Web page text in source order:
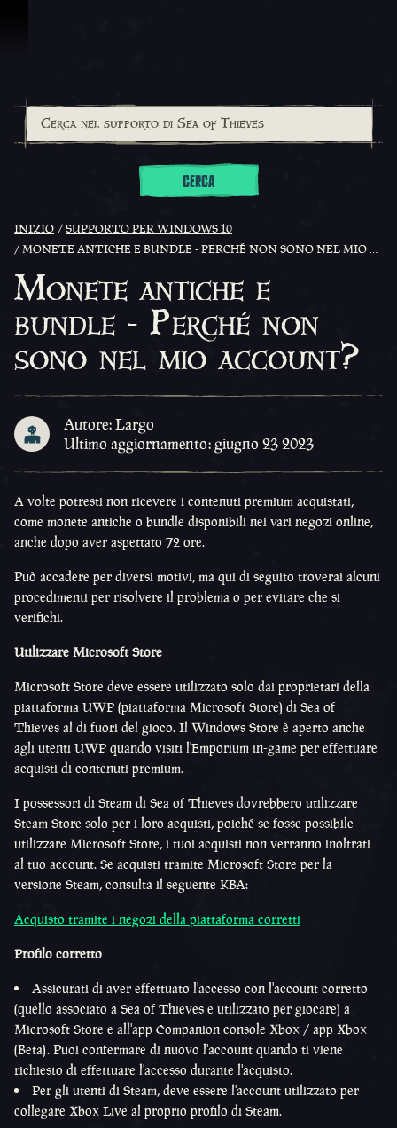
CERCA
INIZIO
SUPPORTO PER WINDOWS 10
MONETE ANTICHE E BUNDLE - PERCHÉ NON SONO NEL MIO ACCOUNT?
Monete antiche e
bundle - Perché non
sono nel mio account?
Autore: Largo
Ultimo aggiornamento: giugno 23 2023
A volte potresti non ricevere i contenuti premium acquistati,
come monete antiche o bundle disponibili nei vari negozi online,
anche dopo aver aspettato 72 ore.
Può accadere per diversi motivi, ma qui di seguito troverai alcuni
procedimenti per risolvere il problema o per evitare che si
verifichi.
Utilizzare Microsoft Store
Microsoft Store deve essere utilizzato solo dai proprietari della
piattaforma UWP (piattaforma Microsoft Store) di Sea of ​​
Thieves al di fuori del gioco. Il Windows Store è aperto anche
agli utenti UWP quando visiti l'Emporium in-game per effettuare
acquisti di contenuti premium.
I possessori di Steam di Sea of ​​Thieves dovrebbero utilizzare
Steam Store solo per i loro acquisti, poiché se fosse possibile
utilizzare Microsoft Store, i tuoi acquisti non verranno inoltrati
al tuo account. Se acquisti tramite Microsoft Store per la
versione Steam, consulta il seguente KBA:
Acquisto tramite i negozi della piattaforma corretti
Profilo corretto
Assicurati di aver effettuato l'accesso con l'account corretto
(quello associato a Sea of Thieves e utilizzato per giocare) a
Microsoft Store e all'app Companion console Xbox / app Xbox
(Beta). Puoi confermare di nuovo l'account quando ti viene
richiesto di effettuare l'accesso durante l'acquisto.
Per gli utenti di Steam, deve essere l'account utilizzato per
collegare Xbox Live al proprio profilo di Steam.